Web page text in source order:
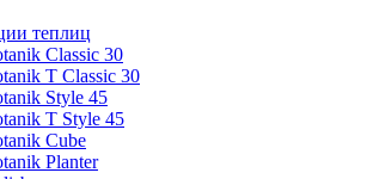
теплиц
Classic 30
T Classic 30
Style 45
Т Style 45
Cube
Planter